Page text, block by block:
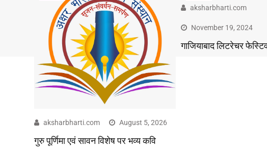
aksharbharti.com August 5, 2026
गुरु पूर्णिमा एवं सावन विशेष पर भव्य कवि
aksharbharti.com
November 19, 2024
गाजियाबाद लिटरेचर